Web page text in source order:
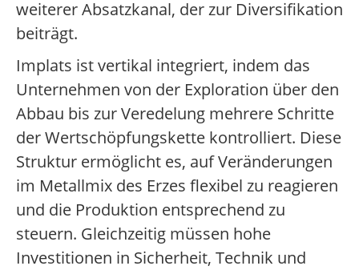
weiterer Absatzkanal, der zur Diversifikation
beiträgt.
Implats ist vertikal integriert, indem das
Unternehmen von der Exploration über den
Abbau bis zur Veredelung mehrere Schritte
der Wertschöpfungskette kontrolliert. Diese
Struktur ermöglicht es, auf Veränderungen
im Metallmix des Erzes flexibel zu reagieren
und die Produktion entsprechend zu
steuern. Gleichzeitig müssen hohe
Investitionen in Sicherheit, Technik und